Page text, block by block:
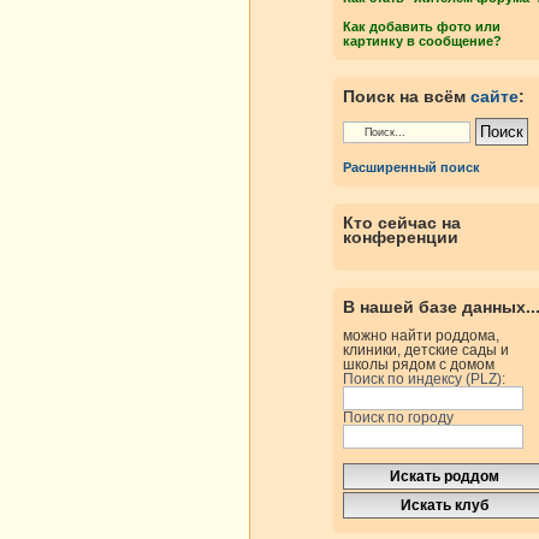
Как добавить фото или
картинку в сообщение?
Поиск на всём сайте:
Расширенный поиск
Кто сейчас на
конференции
В нашей базе данных...
можно найти роддома,
клиники, детские сады и
школы рядом с домом
Поиск по индексу (PLZ):
Поиск по городу